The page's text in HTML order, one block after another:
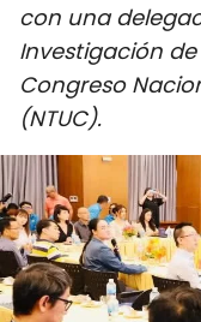
con una
Investigación
Congreso
(NTUC).